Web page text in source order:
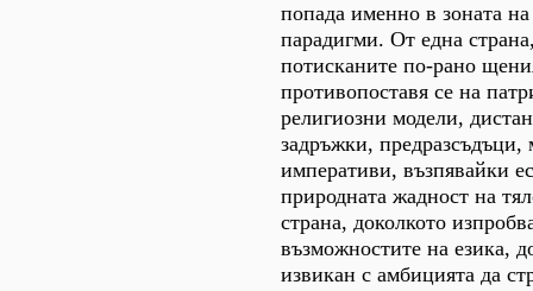
попада именно в зоната на
парадигми. От една
потисканите по-рано
противопоставя се на
религиозни модели,
задръжки, предразсъдъци,
императиви, възпявайки
природната жадност на
страна, доколкото
възможностите на езика,
извикан с амбицията да